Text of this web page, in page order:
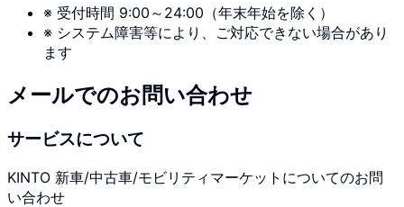
※ 受付時間 9:00～24:00（年末年始を除く）
※ システム障害等により、ご対応できない場合があり
ます
メールでのお問い合わせ
サービスについて
KINTO 新車/中古車/モビリティマーケットについてのお問
い合わせ